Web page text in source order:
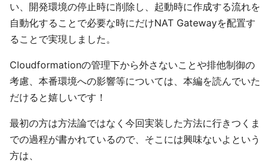
い、開発環境の停止時に削除し、起動時に作成する流れを
自動化することで必要な時にだけNAT Gatewayを配置す
ることで実現しました。
Cloudformationの管理下から外さないことや排他制御の
考慮、本番環境への影響等については、本編を読んでいた
だけると嬉しいです！
最初の方は方法論ではなく今回実装した方法に行きつくま
での過程が書かれているので、そこには興味ないよという
方は、